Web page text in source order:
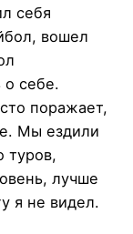
себя
вошел
о себе.
поражает,
Мы ездили
туров,
лучше
я не видел.